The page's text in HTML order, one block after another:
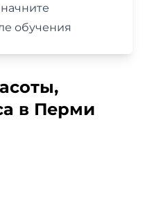
обучения
в Перми